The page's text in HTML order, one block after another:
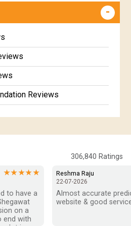
Reviews
Reviews
306,840 Ratings
★★★★★
to have a
on a
end with
Reshma Raju
22-07-2026
Almost accurate
website & good